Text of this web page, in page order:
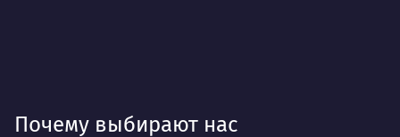
Почему выбирают нас